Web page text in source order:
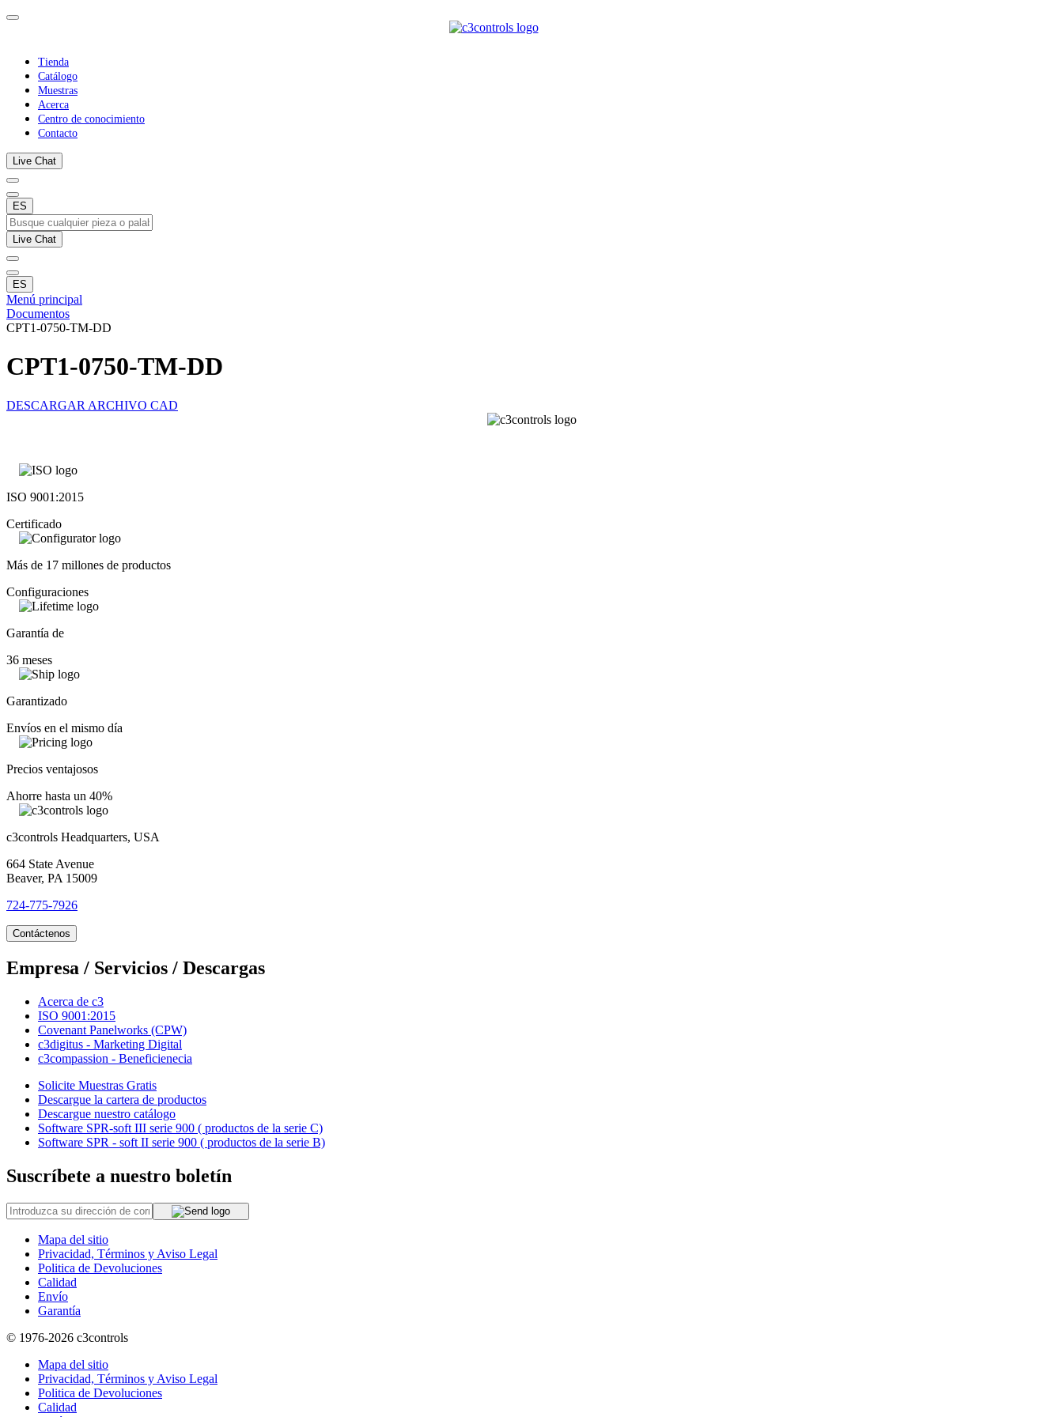
Tienda
Catálogo
Muestras
Acerca
Centro de conocimiento
Contacto
Live Chat
ES
Live Chat
ES
Menú principal
Documentos
CPT1-0750-TM-DD
CPT1-0750-TM-DD
DESCARGAR ARCHIVO CAD
ISO 9001:2015
Certificado
Más de 17 millones de productos
Configuraciones
Garantía de
36 meses
Garantizado
Envíos en el mismo día
Precios ventajosos
Ahorre hasta un 40%
c3controls Headquarters, USA
664 State Avenue
Beaver, PA 15009
724-775-7926
Contáctenos
Empresa / Servicios / Descargas
Acerca de c3
ISO 9001:2015
Covenant Panelworks (CPW)
c3digitus - Marketing Digital
c3compassion - Beneficienecia
Solicite Muestras Gratis
Descargue la cartera de productos
Descargue nuestro catálogo
Software SPR-soft III serie 900 ( productos de la serie C)
Software SPR - soft II serie 900 ( productos de la serie B)
Suscríbete a nuestro boletín
Mapa del sitio
Privacidad, Términos y Aviso Legal
Politica de Devoluciones
Calidad
Envío
Garantía
© 1976-2026 c3controls
Mapa del sitio
Privacidad, Términos y Aviso Legal
Politica de Devoluciones
Calidad